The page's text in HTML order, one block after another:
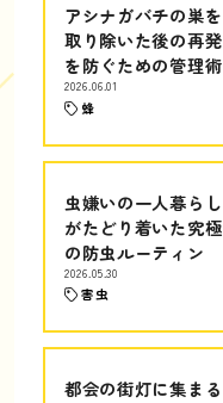
アシナガバチの巣を
取り除いた後の再発
を防ぐための管理術
2026.06.01
蜂
虫嫌いの一人暮らし
がたどり着いた究極
の防虫ルーティン
2026.05.30
害虫
都会の街灯に集まる